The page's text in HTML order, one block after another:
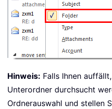
Hinweis: Falls Ihnen
Unterordner durchsucht
Ordnerauswahl und stellen